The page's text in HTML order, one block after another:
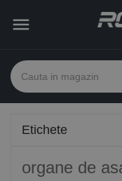

Etichete
organe de